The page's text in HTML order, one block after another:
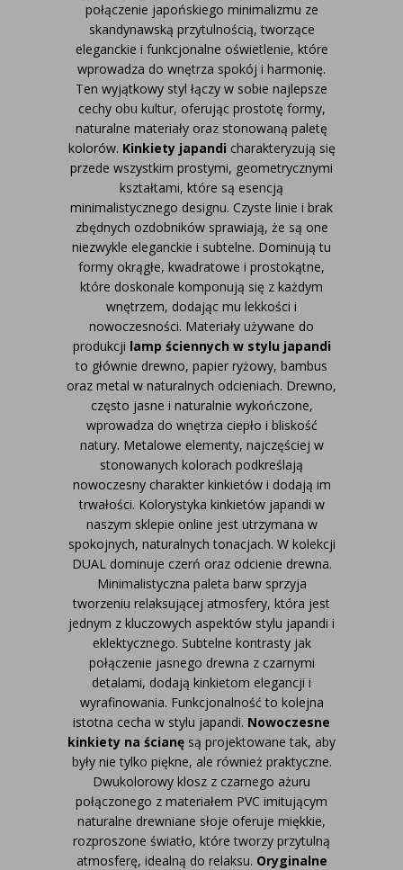
połączenie japońskiego minimalizmu ze
skandynawską przytulnością, tworzące
eleganckie i funkcjonalne oświetlenie, które
wprowadza do wnętrza spokój i harmonię.
Ten wyjątkowy styl łączy w sobie najlepsze
cechy obu kultur, oferując prostotę formy,
naturalne materiały oraz stonowaną paletę
kolorów. Kinkiety japandi charakteryzują się
przede wszystkim prostymi, geometrycznymi
kształtami, które są esencją
minimalistycznego designu. Czyste linie i brak
zbędnych ozdobników sprawiają, że są one
niezwykle eleganckie i subtelne. Dominują tu
formy okrągłe, kwadratowe i prostokątne,
które doskonale komponują się z każdym
wnętrzem, dodając mu lekkości i
nowoczesności. Materiały używane do
produkcji lamp ściennych w stylu japandi
to głównie drewno, papier ryżowy, bambus
oraz metal w naturalnych odcieniach. Drewno,
często jasne i naturalnie wykończone,
wprowadza do wnętrza ciepło i bliskość
natury. Metalowe elementy, najczęściej w
stonowanych kolorach podkreślają
nowoczesny charakter kinkietów i dodają im
trwałości. Kolorystyka kinkietów japandi w
naszym sklepie online jest utrzymana w
spokojnych, naturalnych tonacjach. W kolekcji
DUAL dominuje czerń oraz odcienie drewna.
Minimalistyczna paleta barw sprzyja
tworzeniu relaksującej atmosfery, która jest
jednym z kluczowych aspektów stylu japandi i
eklektycznego. Subtelne kontrasty jak
połączenie jasnego drewna z czarnymi
detalami, dodają kinkietom elegancji i
wyrafinowania. Funkcjonalność to kolejna
istotna cecha w stylu japandi. Nowoczesne
kinkiety na ścianę są projektowane tak, aby
były nie tylko piękne, ale również praktyczne.
Dwukolorowy klosz z czarnego ażuru
połączonego z materiałem PVC imitującym
naturalne drewniane słoje oferuje miękkie,
rozproszone światło, które tworzy przytulną
atmosferę, idealną do relaksu. Oryginalne